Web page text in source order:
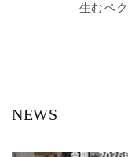
生むペ
NEWS